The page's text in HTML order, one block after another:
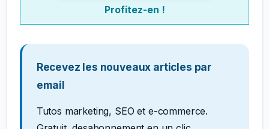
Profitez-en !
Recevez les nouveaux articles par
email
Tutos marketing, SEO et e-commerce.